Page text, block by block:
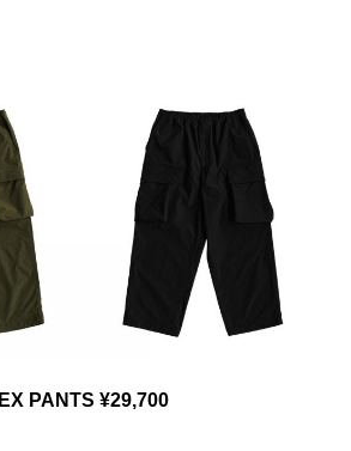
EX PANTS ¥29,700